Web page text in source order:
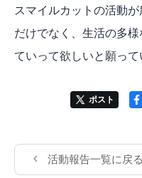
スマイルカットの活動
だけでなく、生活の多
ていって欲しいと願って
ポスト
活動報告一覧に戻る